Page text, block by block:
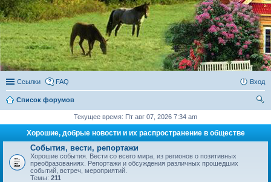
Ссылки FAQ Вход
Список форумов
Текущее время: Пт авг 07, 2026 7:34 am
Хорошие, добрые новости и их распространение в обществе
События, вести, репортажи
Хорошие события. Вести со всего мира, из регионов о позитивных
преобразованиях. Репортажи и обсуждения различных прошедших
событий, встреч, мероприятий.
Темы: 211